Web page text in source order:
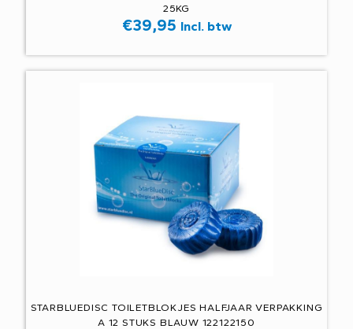
25KG
€39,95 Incl. btw
STARBLUEDISC TOILETBLOKJES HALFJAAR VERPAKKING
A 12 STUKS BLAUW 122122150